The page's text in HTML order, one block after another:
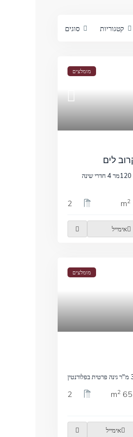
סוגים קטגוריות
מומלצים
דירה קרובה לים דירת 5 חדרים בבנין חדש 120מר 4 חדרי שינה
2
2
אימייל
מומלצים
65 m
2
2
אימייל